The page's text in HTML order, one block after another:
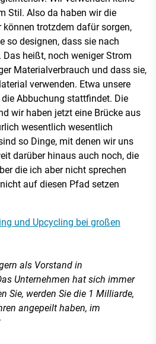
Stil. Also da haben wir die
können trotzdem dafür sorgen,
so designen, dass sie nach
heißt, noch weniger Strom
Materialverbrauch und dass sie,
verwenden. Etwa unsere
Abbuchung stattfindet. Die
wir haben jetzt eine Brücke aus
wesentlich wesentlich
so Dinge, mit denen wir uns
darüber hinaus auch noch, die
die ich aber nicht sprechen
auf diesen Pfad setzen
und Upcycling bei großen
als Vorstand in
Unternehmen hat sich immer
Sie, werden Sie die 1 Milliarde,
angepeilt haben, im